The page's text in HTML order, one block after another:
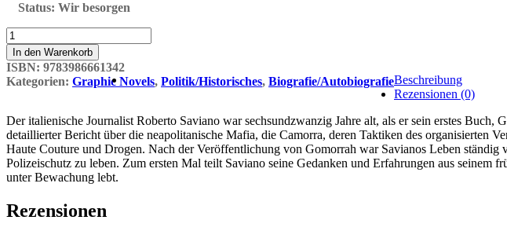
Status: Wir besorgen
I'm
Still
Alive:
Im
Fadenkreuz
Mafia
Menge
In den Warenkorb
ISBN: 9783986661342
Kategorien: Graphic Novels, Politik/Historisches, Biografie/AutobiografieBeschreibung
Rezensionen (0)
Der italienische Journalist Roberto Saviano war sechsundzwanzig Jahre alt, als er sein erstes
detaillierter Bericht über die neapolitanische Mafia, die Camorra, deren Taktiken des organisierten
Haute Couture und Drogen. Nach der Veröffentlichung von Gomorrah war Savianos Leben
Polizeischutz zu leben. Zum ersten Mal teilt Saviano seine Gedanken und Erfahrungen aus
unter Bewachung lebt.
Rezensionen